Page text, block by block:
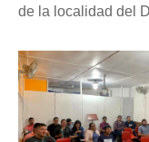
de la localidad del